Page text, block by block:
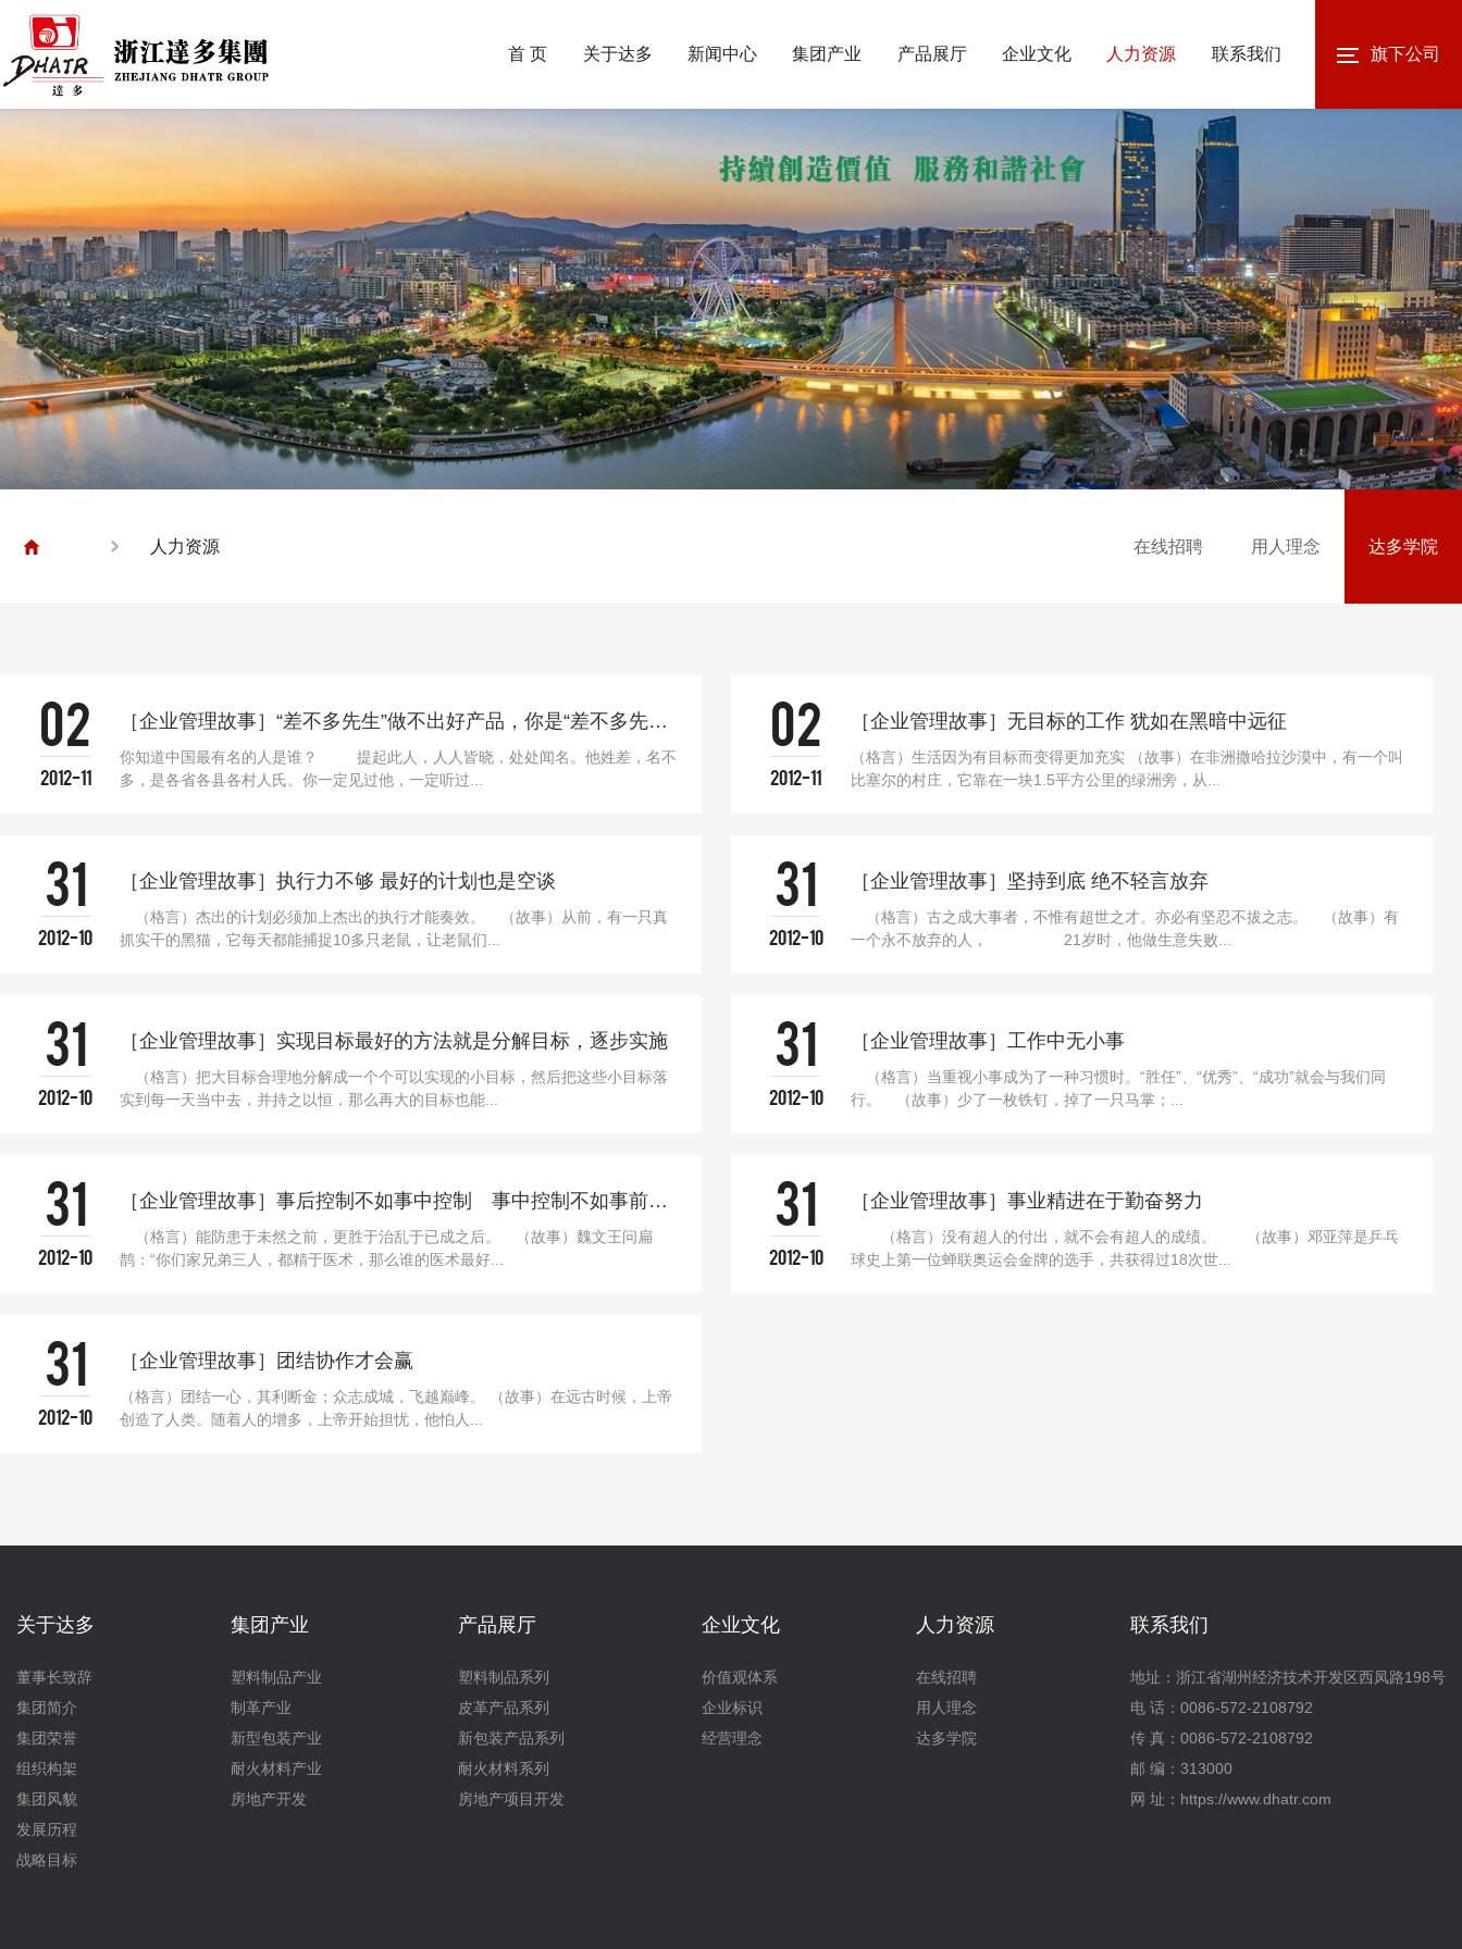
首 页 关于达多 新闻中心 集团产业 产品展厅 企业文化 人力资源 联系我们 旗下公司
人力资源 在线招聘 用人理念 达多学院
02
2012-11
［企业管理故事］“差不多先生”做不出好产品，你是“差不多先生”吗？
你知道中国最有名的人是谁？ 提起此人，人人皆晓，处处闻名。他姓差，名不
多，是各省各县各村人氏。你一定见过他，一定听过...
02
2012-11
［企业管理故事］无目标的工作 犹如在黑暗中远征
（格言）生活因为有目标而变得更加充实 （故事）在非洲撒哈拉沙漠中，有一个叫
比塞尔的村庄，它靠在一块1.5平方公里的绿洲旁，从...
31
2012-10
［企业管理故事］执行力不够 最好的计划也是空谈
（格言）杰出的计划必须加上杰出的执行才能奏效。 （故事）从前，有一只真
抓实干的黑猫，它每天都能捕捉10多只老鼠，让老鼠们...
31
2012-10
［企业管理故事］坚持到底 绝不轻言放弃
（格言）古之成大事者，不惟有超世之才。亦必有坚忍不拔之志。 （故事）有
一个永不放弃的人， 21岁时，他做生意失败...
31
2012-10
［企业管理故事］实现目标最好的方法就是分解目标，逐步实施
（格言）把大目标合理地分解成一个个可以实现的小目标，然后把这些小目标落
实到每一天当中去，并持之以恒，那么再大的目标也能...
31
2012-10
［企业管理故事］工作中无小事
（格言）当重视小事成为了一种习惯时。“胜任”、“优秀”、“成功”就会与我们同
行。 （故事）少了一枚铁钉，掉了一只马掌；...
31
2012-10
［企业管理故事］事后控制不如事中控制 事中控制不如事前控制
（格言）能防患于未然之前，更胜于治乱于已成之后。 （故事）魏文王问扁
鹊：“你们家兄弟三人，都精于医术，那么谁的医术最好...
31
2012-10
［企业管理故事］事业精进在于勤奋努力
（格言）没有超人的付出，就不会有超人的成绩。 （故事）邓亚萍是乒乓
球史上第一位蝉联奥运会金牌的选手，共获得过18次世...
31
2012-10
［企业管理故事］团结协作才会赢
（格言）团结一心，其利断金；众志成城，飞越巅峰。 （故事）在远古时候，上帝
创造了人类。随着人的增多，上帝开始担忧，他怕人...
关于达多
董事长致辞
集团简介
集团荣誉
组织构架
集团风貌
发展历程
战略目标
集团产业
塑料制品产业
制革产业
新型包装产业
耐火材料产业
房地产开发
产品展厅
塑料制品系列
皮革产品系列
新包装产品系列
耐火材料系列
房地产项目开发
企业文化
价值观体系
企业标识
经营理念
人力资源
在线招聘
用人理念
达多学院
联系我们
地址：浙江省湖州经济技术开发区西凤路198号
电 话：0086-572-2108792
传 真：0086-572-2108792
邮 编：313000
网 址：https://www.dhatr.com